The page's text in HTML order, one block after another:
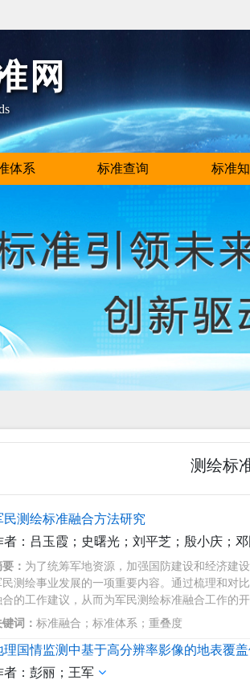
网
体系 标准查询 标准
测绘标
民测绘标准融合方法研究
者：吕玉霞；史曙光；刘平芝；殷小庆；
： 为了统筹军地资源，加强国防建设和经济建
民测绘事业发展的一项重要内容。通过梳理和对
合的工作建议，从而为军民测绘标准融合工作的
词： 标准融合；标准体系；重叠度
理国情监测中基于高分辨率影像的地表覆
者：彭丽；王军